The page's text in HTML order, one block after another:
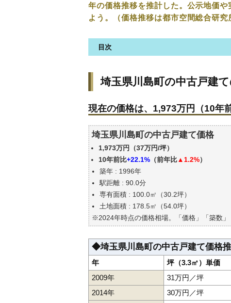
年の価格推移を推計した。公示地価
よう。（価格推移は都市空間総合研究
目次
現在の価格は、1,973万円（10年前
駅からの徒歩距離で価格はどうなる
築年数で価格はどうなる？
埼玉県川島町の中古戸建ての過去の
公示地価はいくら
エリアの将来性を人口予想から検討
自分の年収でいくらの不動産が買え
埼玉県川島町の中古戸建
現在の価格は、1,973万円（10年
埼玉県川島町の中古戸建て価格
1,973万円（37万円/坪）
10年前比+22.1% （前年比▲1.2%）
築年 : 1996年
駅距離 : 90.0分
専有面積 : 100.0㎡（30.2坪）
土地面積 : 178.5㎡（54.0坪）
※2024年時点の価格相場。「価格」「築数」
◆埼玉県川島町の中古戸建て価格
年
坪（3.3㎡）単価
2009年
31万円／坪
2014年
30万円／坪